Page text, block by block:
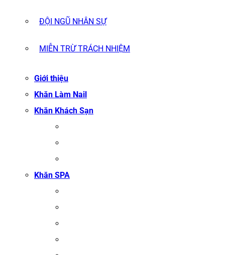
ĐỘI NGŨ NHÂN SỰ
MIỄN TRỪ TRÁCH NHIỆM
Giới thiệu
Khăn Làm Nail
Khăn Khách Sạn
Khăn SPA